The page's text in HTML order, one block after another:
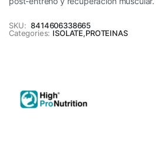
SKU: 8414606338665
Categories: ISOLATE,PROTEINAS